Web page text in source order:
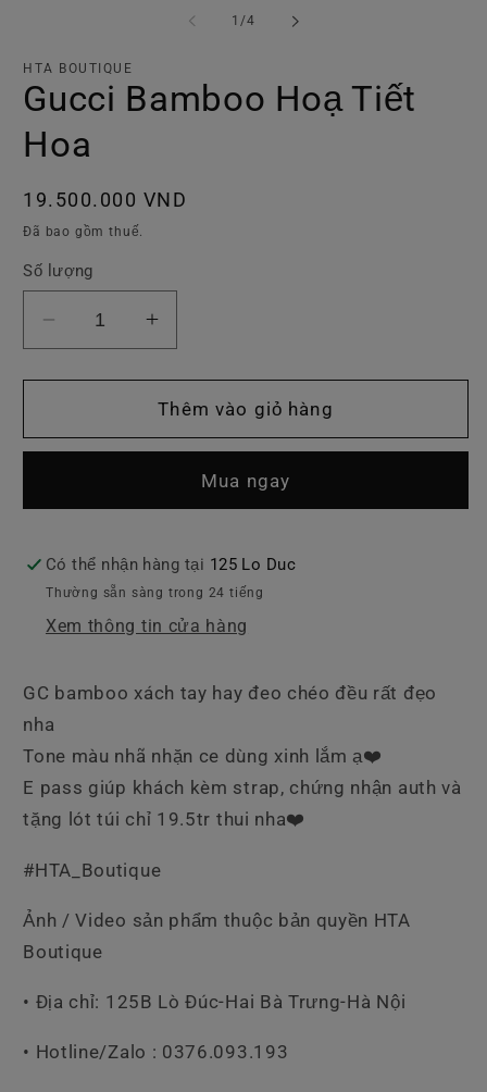
hộp
tác
1/trong
4
HTA BOUTIQUE
Gucci Bamboo Hoạ Tiết
Hoa
Giá
thông
19.500.000 VND
Đã bao gồm thuế.
Số lượng
Giảm
số
lượng
Gucci
Tiết
Tăng
số
lượng
của
Gucci
Tiết
Thêm vào giỏ hàng
Mua ngay
Có thể nhận hàng tại 125 Lo Duc
Thường sẵn sàng trong 24 tiếng
Xem thông tin cửa hàng
GC bamboo xách tay hay đeo chéo đều rất đẹo
nha
Tone màu nhã nhặn ce dùng xinh lắm ạ❤️
E pass giúp khách kèm strap, chứng nhận auth và
tặng lót túi chỉ 19.5tr thui nha❤️
#HTA_Boutique
Ảnh / Video sản phẩm thuộc bản quyền HTA
Boutique
• Địa chỉ: 125B Lò Đúc-Hai Bà Trưng-Hà Nội
• Hotline/Zalo : 0376.093.193